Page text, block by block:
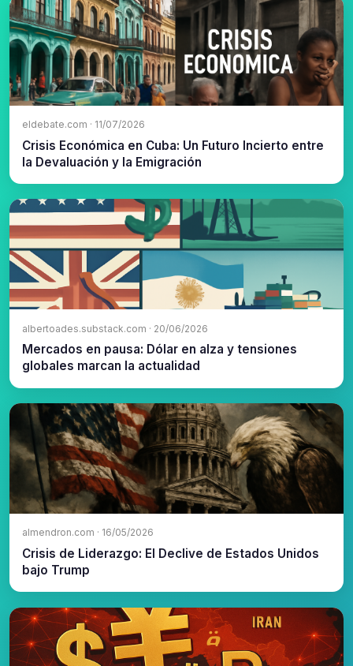
eldebate.com · 11/07/2026
Crisis Económica en Cuba: Un Futuro Incierto entre
la Devaluación y la Emigración
albertoades.substack.com · 20/06/2026
Mercados en pausa: Dólar en alza y tensiones
globales marcan la actualidad
almendron.com · 16/05/2026
Crisis de Liderazgo: El Declive de Estados Unidos
bajo Trump